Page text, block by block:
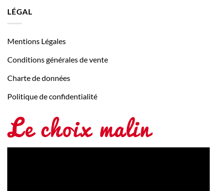
LÉGAL
Mentions Légales
Conditions générales de vente
Charte de données
Politique de confidentialité